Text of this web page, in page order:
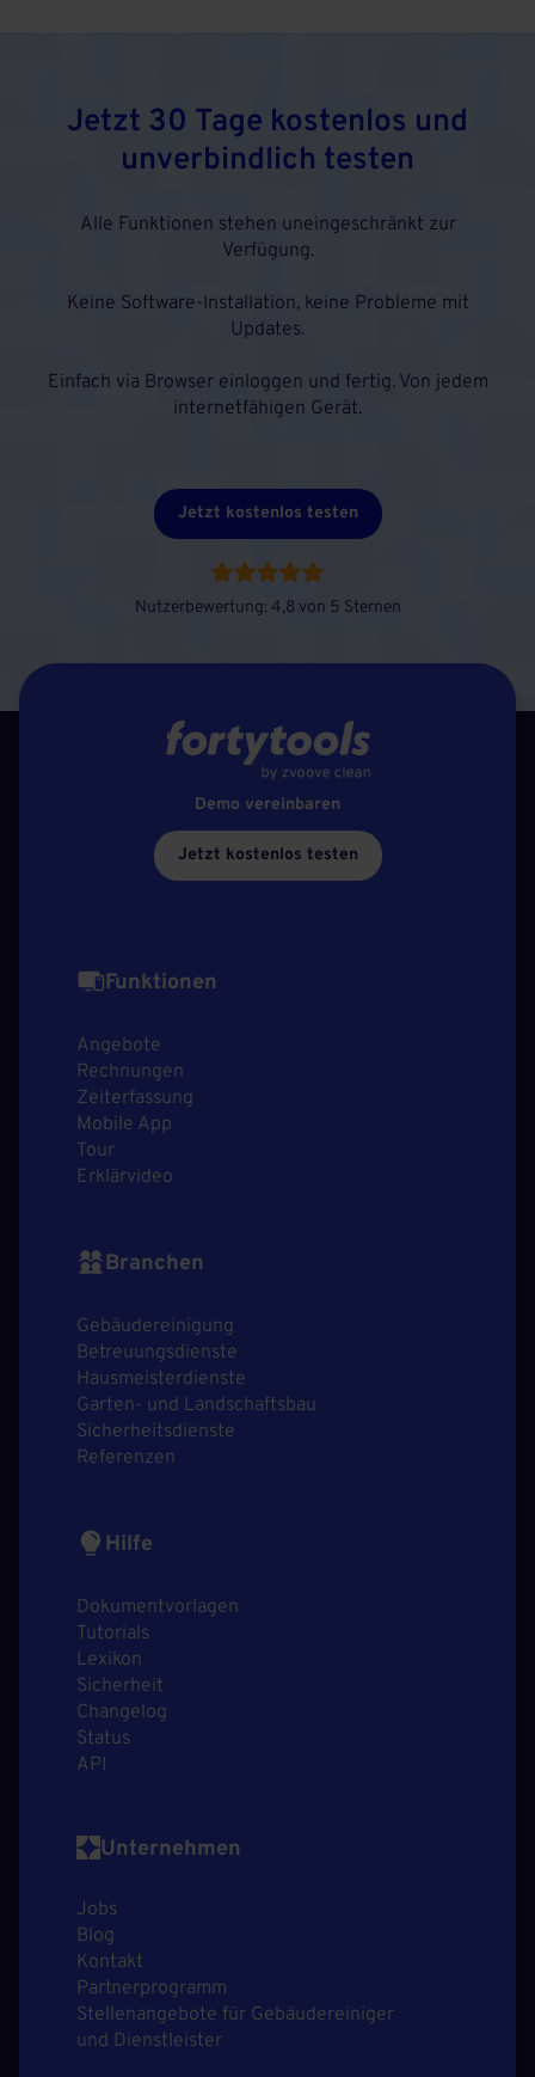
Jetzt 30 Tage kostenlos und
unverbindlich testen
Alle Funktionen stehen uneingeschränkt zur
Verfügung.
Keine Software-Installation, keine Probleme mit
Updates.
Einfach via Browser einloggen und fertig. Von jedem
internetfähigen Gerät.
Jetzt kostenlos testen
Nutzerbewertung: 4,8 von 5 Sternen
Demo vereinbaren
Jetzt kostenlos testen
Funktionen
Angebote
Rechnungen
Zeiterfassung
Mobile App
Tour
Erklärvideo
Branchen
Gebäudereinigung
Betreuungsdienste
Hausmeisterdienste
Garten- und Landschaftsbau
Sicherheitsdienste
Referenzen
Hilfe
Dokumentvorlagen
Tutorials
Lexikon
Sicherheit
Changelog
Status
API
Unternehmen
Jobs
Blog
Kontakt
Partnerprogramm
Stellenangebote für Gebäudereiniger
und Dienstleister